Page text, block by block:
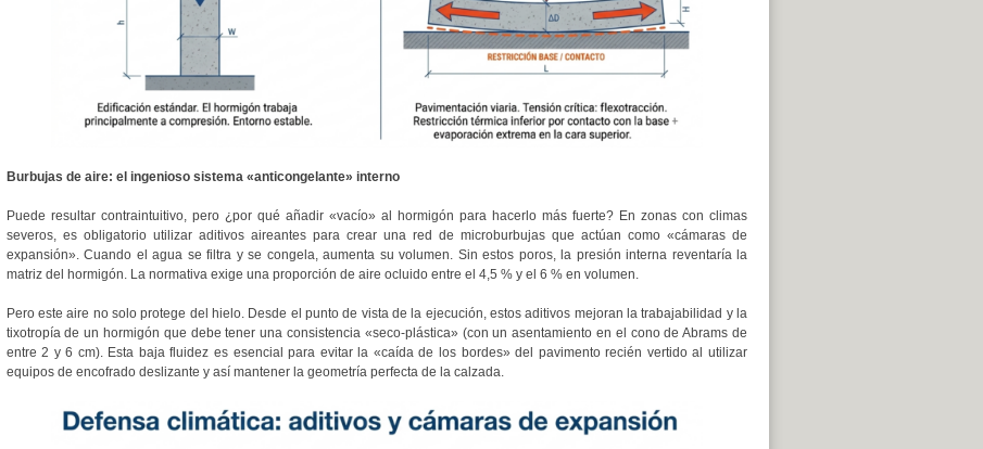
Burbujas de aire: el ingenioso sistema «anticongelante» interno
Puede resultar contraintuitivo, pero ¿por qué añadir «vacío» al hormigón para hacerlo más fuerte? En zonas con climas
severos, es obligatorio utilizar aditivos aireantes para crear una red de microburbujas que actúan como «cámaras de
expansión». Cuando el agua se filtra y se congela, aumenta su volumen. Sin estos poros, la presión interna reventaría la
matriz del hormigón. La normativa exige una proporción de aire ocluido entre el 4,5 % y el 6 % en volumen.
Pero este aire no solo protege del hielo. Desde el punto de vista de la ejecución, estos aditivos mejoran la trabajabilidad y la
tixotropía de un hormigón que debe tener una consistencia «seco-plástica» (con un asentamiento en el cono de Abrams de
entre 2 y 6 cm). Esta baja fluidez es esencial para evitar la «caída de los bordes» del pavimento recién vertido al utilizar
equipos de encofrado deslizante y así mantener la geometría perfecta de la calzada.